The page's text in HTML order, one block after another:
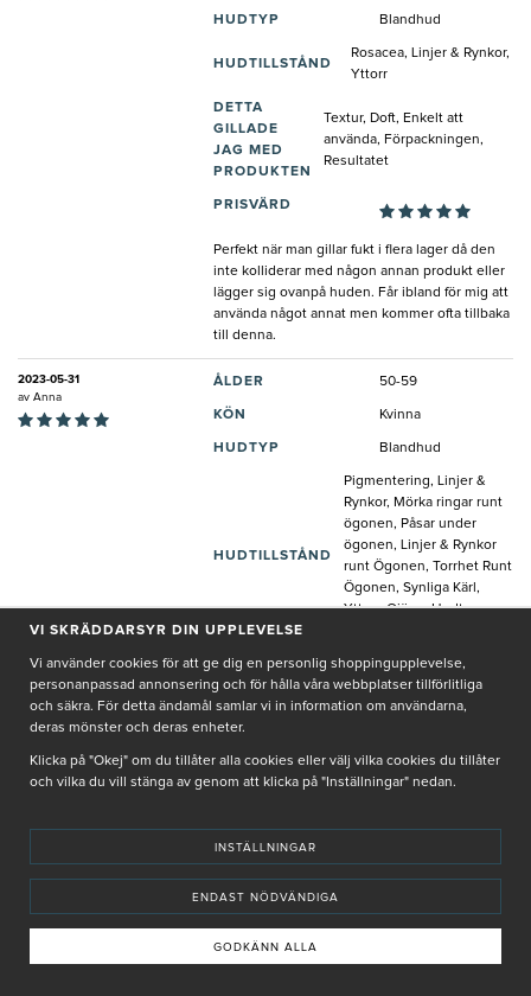
HUDTYP Blandhud
HUDTILLSTÅND
Rosacea, Linjer & Rynkor,
Yttorr
DETTA
GILLADE
JAG MED
PRODUKTEN
Textur, Doft, Enkelt att
använda, Förpackningen,
Resultatet
PRISVÄRD
Perfekt när man gillar fukt i flera lager då den
inte kolliderar med någon annan produkt eller
lägger sig ovanpå huden. Får ibland för mig att
använda något annat men kommer ofta tillbaka
till denna.
2023-05-31
av Anna
ÅLDER 50-59
KÖN Kvinna
HUDTYP Blandhud
HUDTILLSTÅND
Pigmentering, Linjer &
Rynkor, Mörka ringar runt
ögonen, Påsar under
ögonen, Linjer & Rynkor
runt Ögonen, Torrhet Runt
Ögonen, Synliga Kärl,
Yttorr, Ojämn Hudton -
DETTA
GILLADE JAG
MED
PRODUKTEN
Enkelt att använda,
Ingredienserna
PRISVÄRD
avViktoria
ÅLDER
HUDTYP Torr
HUDTILLSTÅND
VI SKRÄDDARSYR DIN UPPLEVELSE
Vi använder cookies för att ge dig en personlig shoppingupplevelse,
personanpassad annonsering och för hålla våra webbplatser tillförlitliga
och säkra. För detta ändamål samlar vi in information om användarna,
deras mönster och deras enheter.
Klicka på "Okej" om du tillåter alla cookies eller välj vilka cookies du tillåter
och vilka du vill stänga av genom att klicka på "Inställningar" nedan.
INSTÄLLNINGAR
ENDAST NÖDVÄNDIGA
GODKÄNN ALLA